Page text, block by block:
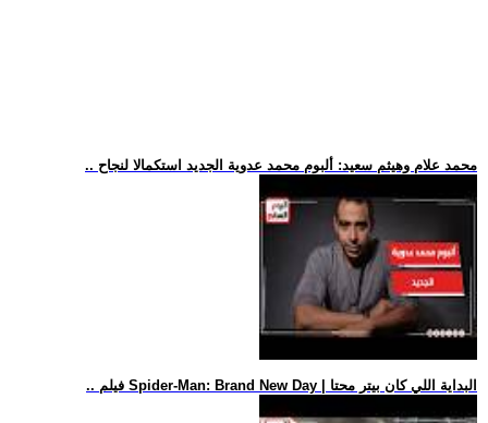
.. محمد علام وهيثم سعيد: ألبوم محمد عدوية الجديد استكمالا لنجاح
.. فيلم Spider-Man: Brand New Day | البداية اللي كان بيتر محتا